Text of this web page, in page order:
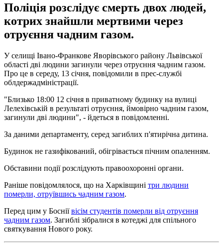
Поліція розслідує смерть двох людей,
котрих знайшли мертвими через
отруєння чадним газом.
У селищі Івано-Франкове Яворівського району Львівської
області дві людини загинули через отруєння чадним газом.
Про це в середу, 13 січня, повідомили в прес-службі
облдержадміністрації.
"Близько 18:00 12 січня в приватному будинку на вулиці
Лелехівській в ​​результаті отруєння, ймовірно чадним газом,
загинули дві людини", - йдеться в повідомленні.
За даними департаменту, серед загиблих п'ятирічна дитина.
Будинок не газифікований, обігрівається пічним опаленням.
Обставини події розслідують правоохоронні органи.
Раніше повідомлялося, що на Харківщині три людини
померли, отруївшись чадним газом.
Перед цим у Босніївісім студентів померли від отруєння
чадним газом. Загиблі зібралися в котеджі для спільного
святкування Нового року.